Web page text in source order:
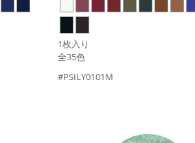
1枚入り
全35色
#PSILY0101M